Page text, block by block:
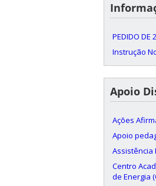
PEDIDO DE
Instrução
Apoio
Ações
Apoio
Assistência
Centro
de Energia